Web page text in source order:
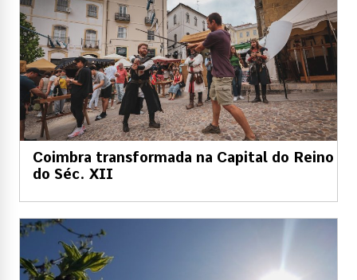
Coimbra transformada na Capital do Reino
do Séc. XII